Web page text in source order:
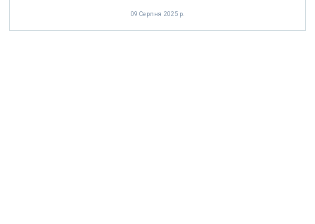
09 Серпня 2025 р.